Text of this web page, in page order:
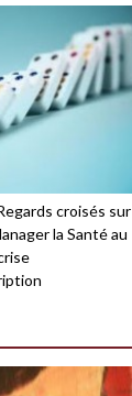
croisés sur
la Santé au